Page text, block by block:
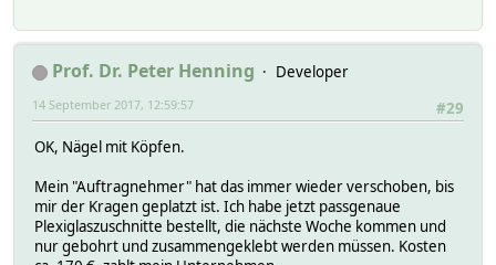
Prof. Dr. Peter Henning
Developer
#29
14 September 2017, 12:59:57
OK, Nägel mit Köpfen.
Mein "Auftragnehmer" hat das immer wieder verschoben, bis
mir der Kragen geplatzt ist. Ich habe jetzt passgenaue
Plexiglaszuschnitte bestellt, die nächste Woche kommen und
nur gebohrt und zusammengeklebt werden müssen. Kosten